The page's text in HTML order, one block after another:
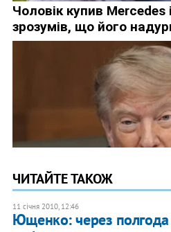
ЧИТАЙТЕ ТАКОЖ
11 січня 2010, 12:46
Ющенко: через